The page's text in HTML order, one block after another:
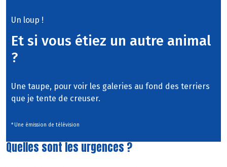
Un loup !
Et si vous étiez un autre animal
?
Une taupe, pour voir les galeries au fond des terriers
que je tente de creuser.
* Une émission de télévision
Quelles sont les urgences ?